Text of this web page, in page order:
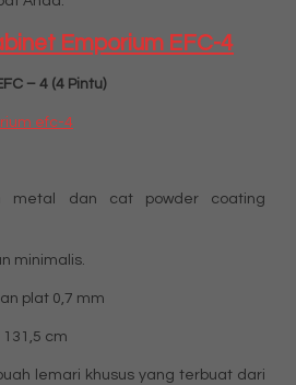
Emporium EFC-4
– 4 (4 Pintu)
metal dan cat powder coating
minimalis.
plat 0,7 mm
131,5 cm
lemari khusus yang terbuat dari